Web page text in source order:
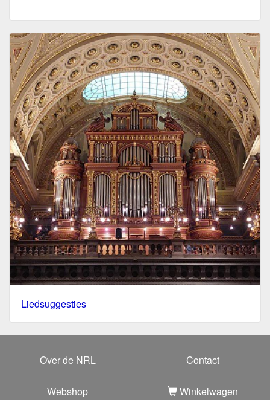
Liedsuggesties
Over de NRL Contact
Webshop Winkelwagen